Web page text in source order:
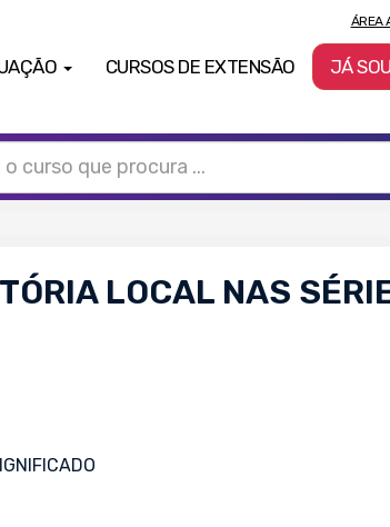
CURSOS DE EXTENSÃO
ÁREA
JÁ
LOCAL NAS